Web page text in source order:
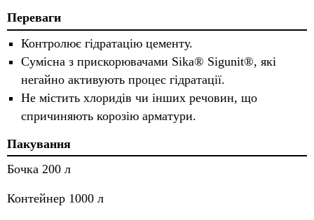
Переваги
Контролює гідратацію цементу.
Сумісна з прискорювачами Sika® Sigunit®, які
негайно активують процес гідратації.
Не містить хлоридів чи інших речовин, що
спричиняють корозію арматури.
Пакування
Бочка 200 л
Контейнер 1000 л